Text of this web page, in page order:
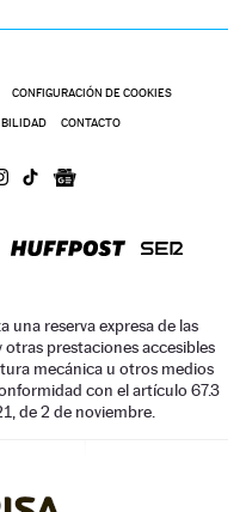
CONFIGURACIÓN DE COOKIES
CONTACTO
una reserva expresa de las
otras prestaciones accesibles
mecánica u otros medios
con el artículo 67.3
de 2 de noviembre.